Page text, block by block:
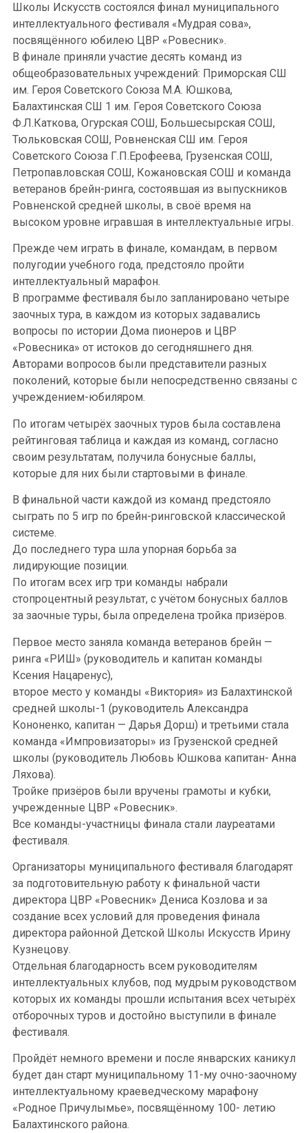
Школы Искусств состоялся финал муниципального
интеллектуального фестиваля «Мудрая сова»,
посвящённого юбилею ЦВР «Ровесник».
В финале приняли участие десять команд из
общеобразовательных учреждений: Приморская СШ
им. Героя Советского Союза М.А. Юшкова,
Балахтинская СШ 1 им. Героя Советского Союза
Ф.Л.Каткова, Огурская СОШ, Большесырская СОШ,
Тюльковская СОШ, Ровненская СШ им. Героя
Советского Союза Г.П.Ерофеева, Грузенская СОШ,
Петропавловская СОШ, Кожановская СОШ и команда
ветеранов брейн-ринга, состоявшая из выпускников
Ровненской средней школы, в своё время на
высоком уровне игравшая в интеллектуальные игры.
Прежде чем играть в финале, командам, в первом
полугодии учебного года, предстояло пройти
интеллектуальный марафон.
В программе фестиваля было запланировано четыре
заочных тура, в каждом из которых задавались
вопросы по истории Дома пионеров и ЦВР
«Ровесника» от истоков до сегодняшнего дня.
Авторами вопросов были представители разных
поколений, которые были непосредственно связаны с
учреждением-юбиляром.
По итогам четырёх заочных туров была составлена
рейтинговая таблица и каждая из команд, согласно
своим результатам, получила бонусные баллы,
которые для них были стартовыми в финале.
В финальной части каждой из команд предстояло
сыграть по 5 игр по брейн-ринговской классической
системе.
До последнего тура шла упорная борьба за
лидирующие позиции.
По итогам всех игр три команды набрали
стопроцентный результат, с учётом бонусных баллов
за заочные туры, была определена тройка призёров.
Первое место заняла команда ветеранов брейн —
ринга «РИШ» (руководитель и капитан команды
Ксения Нацаренус),
второе место у команды «Виктория» из Балахтинской
средней школы-1 (руководитель Александра
Кононенко, капитан — Дарья Дорш) и третьими стала
команда «Импровизаторы» из Грузенской средней
школы (руководитель Любовь Юшкова капитан- Анна
Ляхова).
Тройке призёров были вручены грамоты и кубки,
учрежденные ЦВР «Ровесник».
Все команды-участницы финала стали лауреатами
фестиваля.
Организаторы муниципального фестиваля благодарят
за подготовительную работу к финальной части
директора ЦВР «Ровесник» Дениса Козлова и за
создание всех условий для проведения финала
директора районной Детской Школы Искусств Ирину
Кузнецову.
Отдельная благодарность всем руководителям
интеллектуальных клубов, под мудрым руководством
которых их команды прошли испытания всех четырёх
отборочных туров и достойно выступили в финале
фестиваля.
Пройдёт немного времени и после январских каникул
будет дан старт муниципальному 11-му очно-заочному
интеллектуальному краеведческому марафону
«Родное Причулымье», посвящённому 100- летию
Балахтинского района.